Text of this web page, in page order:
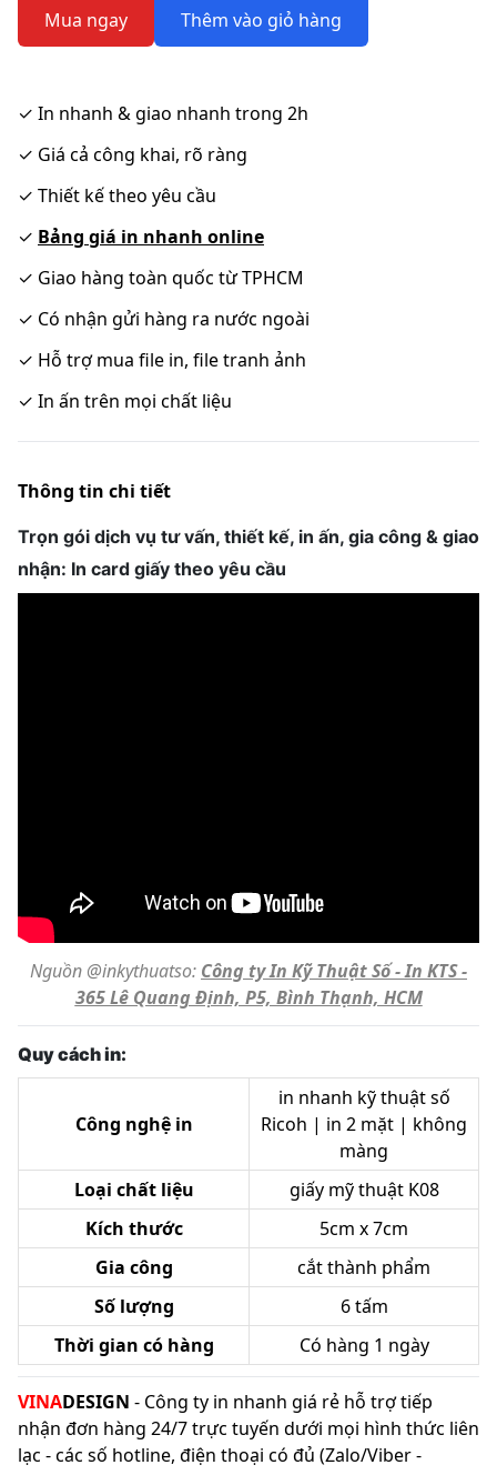
Mua ngay Thêm vào giỏ hàng
✓ In nhanh & giao nhanh trong 2h
✓ Giá cả công khai, rõ ràng
✓ Thiết kế theo yêu cầu
✓ Bảng giá in nhanh online
✓ Giao hàng toàn quốc từ TPHCM
✓ Có nhận gửi hàng ra nước ngoài
✓ Hỗ trợ mua file in, file tranh ảnh
✓ In ấn trên mọi chất liệu
Thông tin chi tiết
Trọn gói dịch vụ tư vấn, thiết kế, in ấn, gia công & giao
nhận: In card giấy theo yêu cầu
Nguồn @inkythuatso: Công ty In Kỹ Thuật Số - In KTS -
365 Lê Quang Định, P5, Bình Thạnh, HCM
Quy cách in:
Công nghệ in
in nhanh kỹ thuật số
Ricoh | in 2 mặt | không
màng
Loại chất liệu
giấy mỹ thuật K08
Kích thước
5cm x 7cm
Gia công
cắt thành phẩm
Số lượng
6 tấm
Thời gian có hàng
Có hàng 1 ngày
VINADESIGN - Công ty in nhanh giá rẻ hỗ trợ tiếp
nhận đơn hàng 24/7 trực tuyến dưới mọi hình thức liên
lạc - các số hotline, điện thoại có đủ (Zalo/Viber -